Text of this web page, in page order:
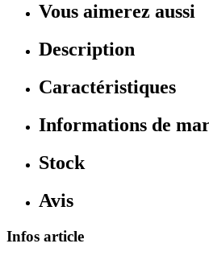
Vous aimerez aussi
Description
Caractéristiques
Informations de
Stock
Avis
Infos article